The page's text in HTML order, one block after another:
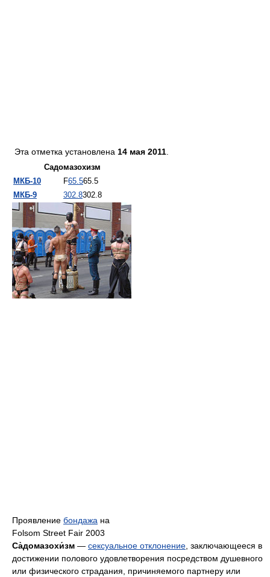
Эта отметка установлена 14 мая 2011
Садомазохизм
МКБ-10
F65.565.5
МКБ-9
302.8302.8
Проявление бондажа на
Folsom Street Fair 2003
Са̀домазохи́зм — сексуальное отклонение, заключающееся в
достижении полового удовлетворения посредством душевного
или физического страдания, причиняемого партнеру или